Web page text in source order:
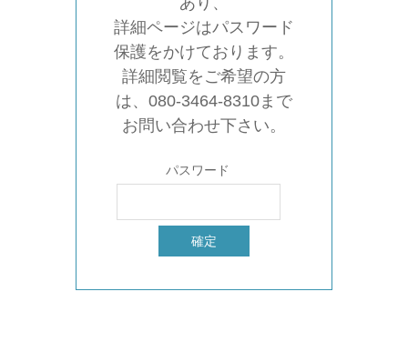
詳細ページはパスワード
保護をかけております。
詳細閲覧をご希望の方
は、080-3464-8310まで
お問い合わせ下さい。
パスワード